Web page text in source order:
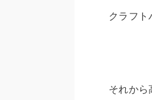
クラフト
それから